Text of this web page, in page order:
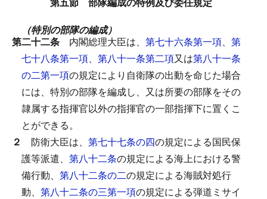
（特別の部隊の編成）
第二十二条 内閣総理大臣は、 第七十六条第一項、 第
七十八条第一項、 第八十一条第二項又は第八十一条
の二第一項の規定により自衛隊の出動を命じた場合
には、特別の部隊を編成し、又は所要の部隊をその
隷属する指揮官以外の指揮官の一部指揮下に置くこ
とができる。
２ 防衛大臣は、 第七十七条の四の規定による国民保
護等派遣、 第八十二条の規定による海上における警
備行動、 第八十二条の二の規定による海賊対処行
動、 第八十二条の三第一項の規定による弾道ミサイ